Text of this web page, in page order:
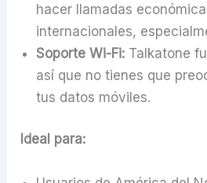
hacer llamadas
internacionales,
Soporte Wi-Fi: Talkatone
así que no tienes que
tus datos móviles.
Ideal para: